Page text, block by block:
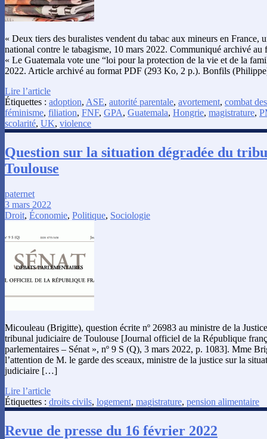
« Deux tiers des buralistes vendent du tabac aux mineurs en France,
national contre le tabagisme, 10 mars 2022. Communiqué archivé
« Le Guatemala vote une “loi pour la protection de la vie et de la
2022. Article archivé au format PDF (293 Ko, 2 p.). Bonfils
Lire l’article
Étiquettes : adoption, ASE, autorité parentale, avortement, combat
féminisme, filiation, FNF, GPA, Guatemala, Hongrie, magistrature,
scolarité, UK, violence
Question sur la situation dégradée du
Toulouse
paternet
3 mars 2022
Droit, Économie, Politique, Sociologie
Micouleau (Brigitte), question écrite nº 26983 au ministre de la
tribunal judiciaire de Toulouse [Journal officiel de la République
parlementaires – Sénat », nº 9 S (Q), 3 mars 2022, p. 1083]. Mme
l’attention de M. le garde des sceaux, ministre de la justice sur la
judiciaire […]
Lire l’article
Étiquettes : droits civils, logement, magistrature, pension alimentaire
Revue de presse du 16 février 2022